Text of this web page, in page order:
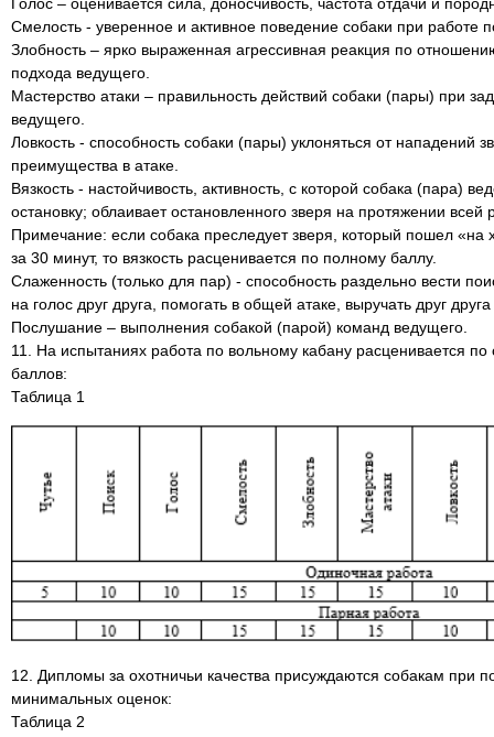
Смелость - уверенное и активное поведение собаки при работе
Злобность – ярко выраженная агрессивная реакция по
подхода ведущего.
Мастерство атаки – правильность действий собаки (пары) при
ведущего.
Ловкость - способность собаки (пары) уклоняться от нападений
преимущества в атаке.
Вязкость - настойчивость, активность, с которой собака (пара)
остановку; облаивает остановленного зверя на протяжении
Примечание: если собака преследует зверя, который пошел
за 30 минут, то вязкость расценивается по полному баллу.
Слаженность (только для пар) - способность раздельно вести
на голос друг друга, помогать в общей атаке, выручать друг
Послушание – выполнения собакой (парой) команд ведущего.
11. На испытаниях работа по вольному кабану расценивается
баллов:
Таблица 1
12. Дипломы за охотничьи качества присуждаются собакам при
минимальных оценок:
Таблица 2